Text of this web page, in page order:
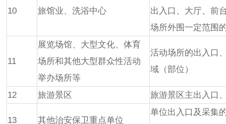
10 旅馆业、洗浴中心
出入口、大厅、前
场所外围一定范围
11
展览场馆、大型文化、体育
场所和其他大型群众性活动
举办场所等
活动场所的出入口
域（部位）
12 旅游景区 旅游景区主出入口
13 其他治安保卫重点单位
单位出入口及采集